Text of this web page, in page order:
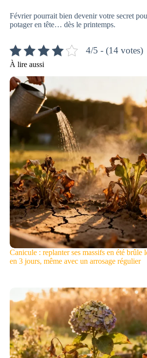
Février pourrait bien devenir votre secret
potager en tête… dès le printemps.
4/5 - (14 votes)
À lire aussi
Canicule : replanter ses massifs en été brûle
en 3 jours, même avec un arrosage régulier